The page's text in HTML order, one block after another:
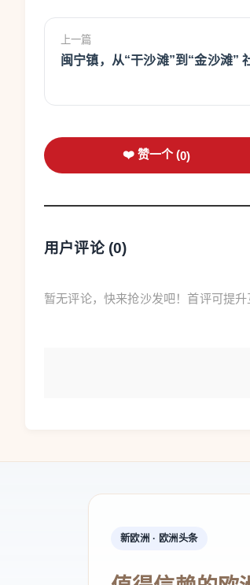
东南网6月18日讯（
游龙，利落而娴熟地裁剪出台湾
市晋安区台胞职业资格工作服
商户营业执照”。这是两岸（平
发服务，还成为台湾美发业者打
“我在岛内的同行、学生时
长期以来，因为两岸职业
可，影响了台胞登陆创业发展。
如何破题？作为两岸共同
上一篇
闽宁镇，从“干沙滩”到“金沙滩”
❤️ 赞一个 (0)
用户评论 (0)
暂无评论，快来抢沙发吧！首评可提升
新欧洲 · 欧洲头条